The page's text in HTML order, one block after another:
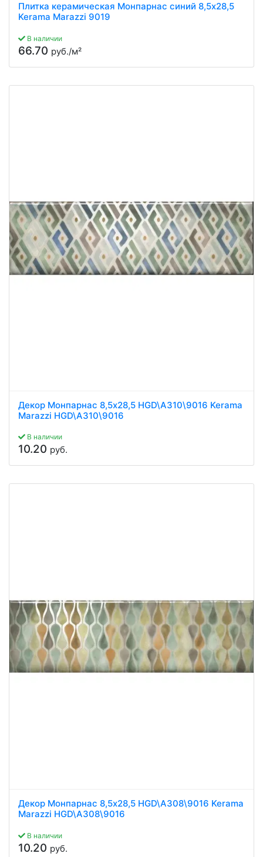
Плитка керамическая Монпарнас синий 8,5x28,5
Kerama Marazzi 9019
В наличии
66.70 руб./м²
Декор Монпарнас 8,5x28,5 HGD\A310\9016 Kerama
Marazzi HGD\A310\9016
В наличии
10.20 руб.
Декор Монпарнас 8,5x28,5 HGD\A308\9016 Kerama
Marazzi HGD\A308\9016
В наличии
10.20 руб.